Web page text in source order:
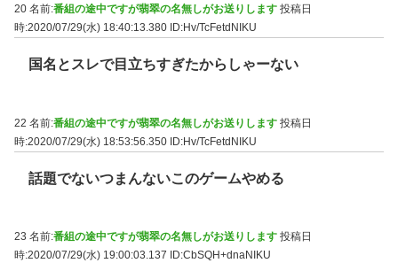
20 名前:番組の途中ですが翡翠の名無しがお送りします 投稿日
時:2020/07/29(水) 18:40:13.380 ID:Hv/TcFetdNIKU
国名とスレで目立ちすぎたからしゃーない
22 名前:番組の途中ですが翡翠の名無しがお送りします 投稿日
時:2020/07/29(水) 18:53:56.350 ID:Hv/TcFetdNIKU
話題でないつまんないこのゲームやめる
23 名前:番組の途中ですが翡翠の名無しがお送りします 投稿日
時:2020/07/29(水) 19:00:03.137
ID:CbSQH+dnaNIKU